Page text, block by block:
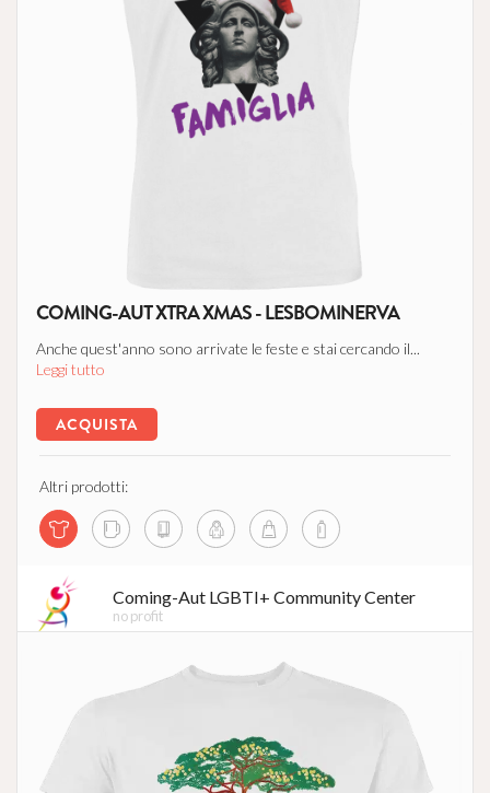
COMING-AUT XTRA XMAS - LESBOMINERVA
Anche quest'anno sono arrivate le feste e stai cercando il...
Leggi tutto
ACQUISTA
Altri prodotti:
Coming-Aut LGBTI+ Community Center
no profit